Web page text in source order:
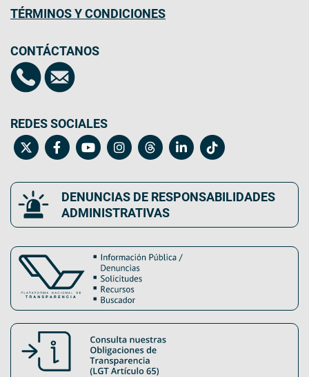
TÉRMINOS Y CONDICIONES
CONTÁCTANOS
REDES SOCIALES
DENUNCIAS DE RESPONSABILIDADES
ADMINISTRATIVAS